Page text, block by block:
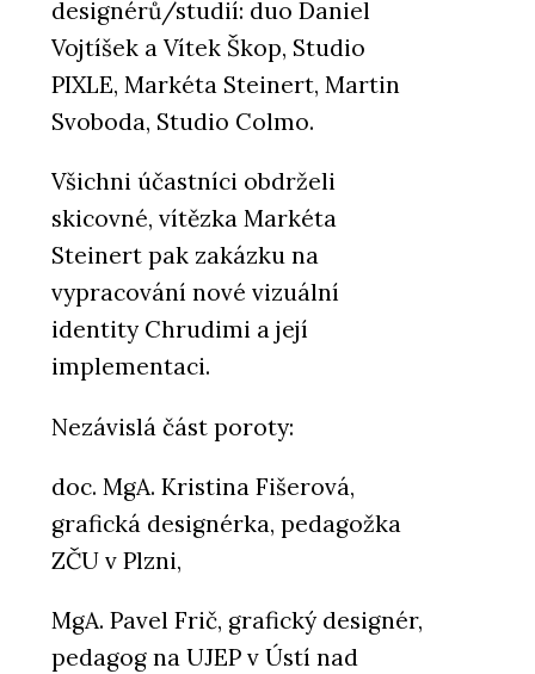
designérů/studií: duo Daniel
Vojtíšek a Vítek Škop, Studio
PIXLE, Markéta Steinert, Martin
Svoboda, Studio Colmo.
Všichni účastníci obdrželi
skicovné, vítězka Markéta
Steinert pak zakázku na
vypracování nové vizuální
identity Chrudimi a její
implementaci.
Nezávislá část poroty:
doc. MgA. Kristina Fišerová,
grafická designérka, pedagožka
ZČU v Plzni,
MgA. Pavel Frič, grafický designér,
pedagog na UJEP v Ústí nad